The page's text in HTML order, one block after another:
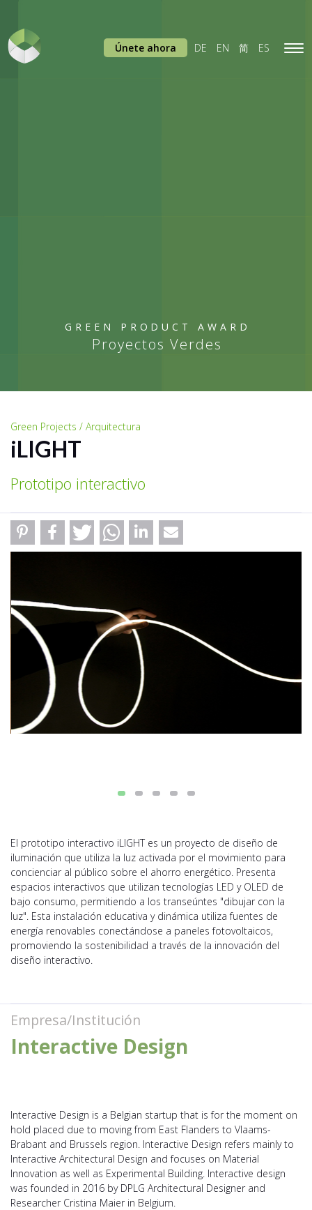
GREEN PRODUCT AWARD
Proyectos Verdes
Únete ahora DE EN 简 ES
Green Projects / Arquitectura
iLIGHT
Prototipo interactivo
El prototipo interactivo iLIGHT es un proyecto de diseño de
iluminación que utiliza la luz activada por el movimiento para
concienciar al público sobre el ahorro energético. Presenta
espacios interactivos que utilizan tecnologías LED y OLED de
bajo consumo, permitiendo a los transeúntes "dibujar con la
luz". Esta instalación educativa y dinámica utiliza fuentes de
energía renovables conectándose a paneles fotovoltaicos,
promoviendo la sostenibilidad a través de la innovación del
diseño interactivo.
Empresa/Institución
Interactive Design
Interactive Design is a Belgian startup that is for the moment on
hold placed due to moving from East Flanders to Vlaams-
Brabant and Brussels region. Interactive Design refers mainly to
Interactive Architectural Design and focuses on Material
Innovation as well as Experimental Building. Interactive design
was founded in 2016 by DPLG Architectural Designer and
Researcher Cristina Maier in Belgium.